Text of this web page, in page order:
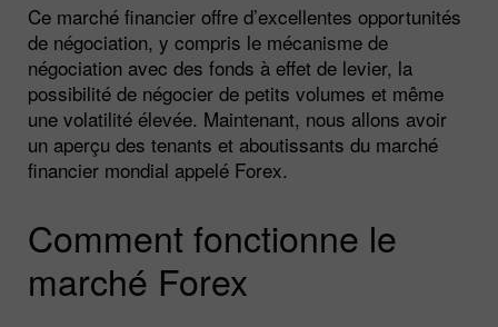
Ce marché financier offre d’excellentes opportunités
de négociation, y compris le mécanisme de
négociation avec des fonds à effet de levier, la
possibilité de négocier de petits volumes et même
une volatilité élevée. Maintenant, nous allons avoir
un aperçu des tenants et aboutissants du marché
financier mondial appelé Forex.
Comment fonctionne le
marché Forex